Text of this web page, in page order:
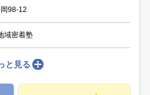
98-12
域密着塾
と見る